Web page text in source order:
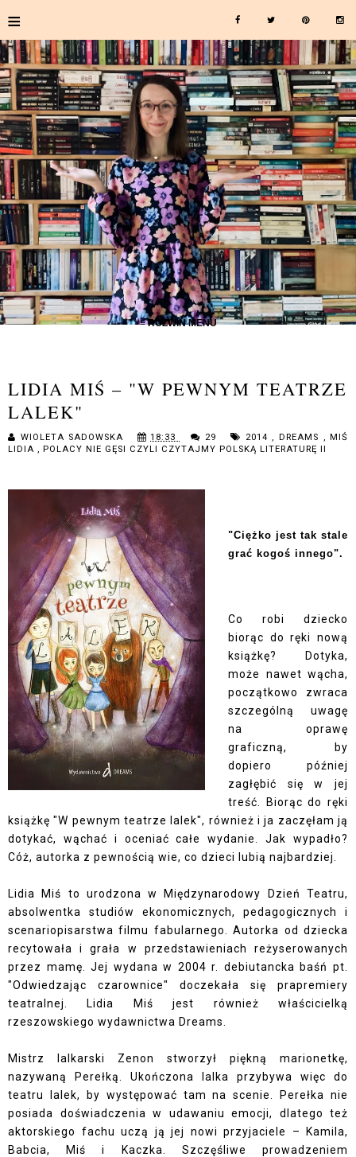
≡
≡ ROZWIŃ MENU
LIDIA MIŚ – "W PEWNYM TEATRZE
LALEK"
WIOLETA SADOWSKA 18:33 29 2014, DREAMS ,
MIŚ
LIDIA , POLACY NIE GĘSI CZYLI CZYTAJMY POLSKĄ LITERATURĘ II
"Ciężko jest tak stale
grać kogoś innego".
Co robi dziecko
biorąc do ręki nową
książkę? Dotyka,
może nawet wącha,
początkowo zwraca
szczególną uwagę
na oprawę
graficzną, by
dopiero później
zagłębić się w jej
treść. Biorąc do ręki
książkę "W pewnym teatrze lalek", również i ja zaczęłam ją
dotykać, wąchać i oceniać całe wydanie. Jak wypadło?
Cóż, autorka z pewnością wie, co dzieci lubią najbardziej.
Lidia Miś to urodzona w Międzynarodowy Dzień Teatru,
absolwentka studiów ekonomicznych, pedagogicznych i
scenariopisarstwa filmu fabularnego. Autorka od dziecka
recytowała i grała w przedstawieniach reżyserowanych
przez mamę. Jej wydana w 2004 r. debiutancka baśń pt.
"Odwiedzając czarownice" doczekała się prapremiery
teatralnej. Lidia Miś jest również właścicielką
rzeszowskiego wydawnictwa Dreams.
Mistrz lalkarski Zenon stworzył piękną marionetkę,
nazywaną Perełką. Ukończona lalka przybywa więc do
teatru lalek, by występować tam na scenie. Perełka nie
posiada doświadczenia w udawaniu emocji, dlatego też
aktorskiego fachu uczą ją jej nowi przyjaciele – Kamila,
Babcia, Miś i Kaczka. Szczęśliwe prowadzeniem